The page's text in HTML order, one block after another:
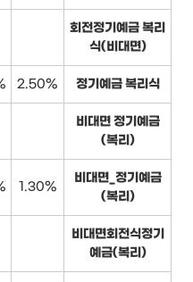
회전정기예금 복리
식(비대면)
2.50% 정기예금 복리식
비대면 정기예금
(복리)
1.30%
비대면_정기예금
(복리)
비대면회전식정기
예금(복리)